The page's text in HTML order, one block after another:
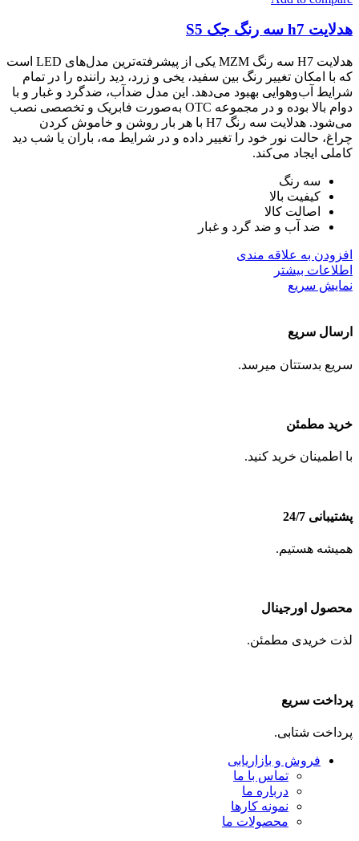
هدلایت h7 سه رنگ جک S5
هدلایت H7 سه رنگ MZM یکی از پیشرفته‌ترین مدل‌های LED است
که با امکان تغییر رنگ بین سفید، یخی و زرد، دید راننده را در تمام
شرایط آب‌وهوایی بهبود می‌دهد. این مدل ضدآب، ضدگرد و غبار و با
دوام بالا بوده و در مجموعه OTC به‌صورت فابریک و تخصصی نصب
می‌شود. هدلایت سه رنگ H7 با هر بار روشن و خاموش کردن
چراغ، حالت نور خود را تغییر داده و در شرایط مه، باران یا شب دید
کاملی ایجاد می‌کند.
سه رنگ
کیفیت بالا
اصالت کالا
ضد آب و ضد گرد و غبار
افزودن به علاقه مندی
اطلاعات بیشتر
نمایش سریع
ارسال سریع
سریع بدستتان میرسد.
خرید مطمئن
با اطمینان خرید کنید.
پشتیبانی 24/7
همیشه هستیم.
محصول اورجینال
لذت خریدی مطمئن.
پرداخت سریع
پرداخت شتابی.
فروش و بازاریابی
تماس با ما
درباره ما
نمونه کارها
محصولات ما